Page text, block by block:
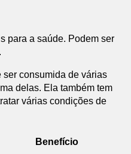
para a saúde. Podem ser
.
consumida de várias
delas. Ela também tem
várias condições de
Benefício